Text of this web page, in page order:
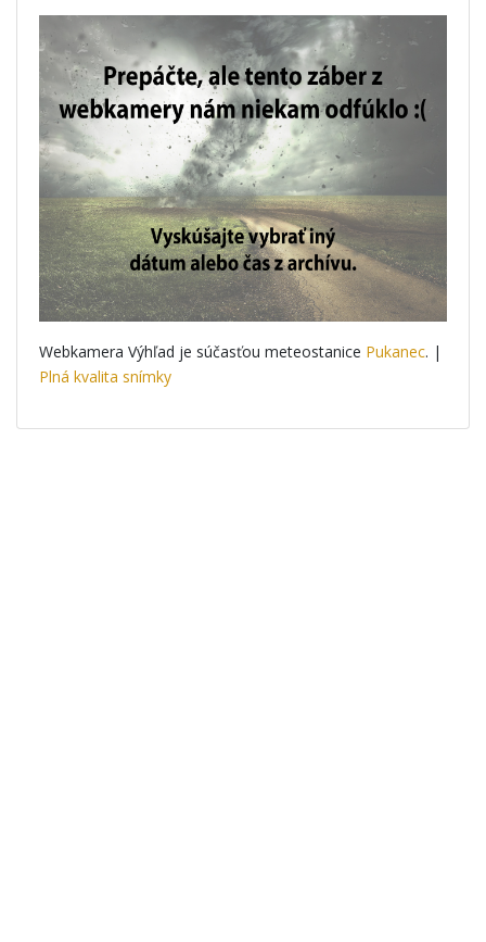
Webkamera Výhľad je súčasťou meteostanice Pukanec. |
Plná kvalita snímky